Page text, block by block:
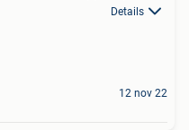
Details
12 nov 22